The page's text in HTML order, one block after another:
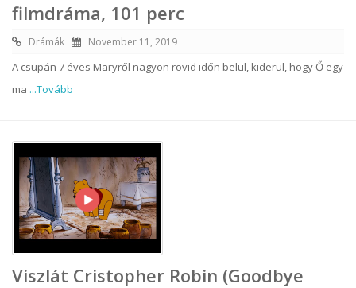
filmdráma, 101 perc
Drámák November 11, 2019
A csupán 7 éves Maryről nagyon rövid időn belül, kiderül, hogy Ő egy
ma ...Tovább
Viszlát Cristopher Robin (Goodbye